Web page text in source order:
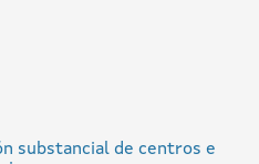
substancial de centros e